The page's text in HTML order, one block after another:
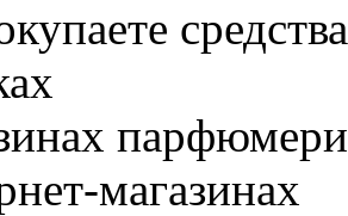
магазинах